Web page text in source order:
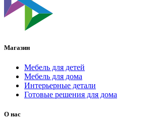
Магазин
Мебель для детей
Мебель для дома
Интерьерные детали
Готовые решения для дома
О нас